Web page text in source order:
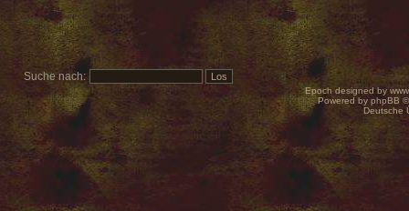
Suche nach:
Epoch designed by
Powered by phpBB
Deutsche